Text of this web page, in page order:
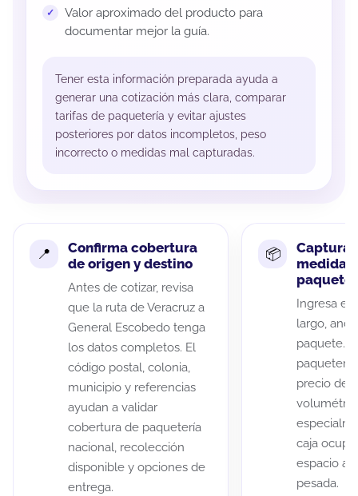
Valor aproximado del producto para
documentar mejor la guía.
Tener esta información preparada ayuda a
generar una cotización más clara, comparar
tarifas de paquetería y evitar ajustes
posteriores por datos incompletos, peso
incorrecto o medidas mal capturadas.
Confirma cobertura
de origen y destino
Antes de cotizar, revisa
que la ruta de Veracruz a
General Escobedo tenga
los datos completos. El
código postal, colonia,
municipio y referencias
ayudan a validar
cobertura de paquetería
nacional, recolección
disponible y opciones de
entrega.
Captura
medidas
paquete
Ingresa el
largo,
paquete.
precio de
caja
espacio
pesada.